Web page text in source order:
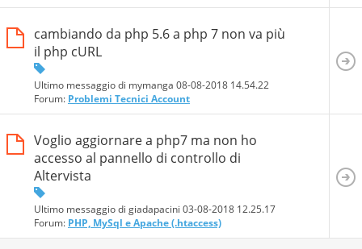
cambiando da php 5.6 a php 7 non va più
il php cURL
Ultimo messaggio di mymanga 08-08-2018 14.54.22
Forum: Problemi Tecnici Account
Voglio aggiornare a php7 ma non ho
accesso al pannello di controllo di
Altervista
Ultimo messaggio di giadapacini 03-08-2018 12.25.17
Forum: PHP, MySql e Apache (.htaccess)